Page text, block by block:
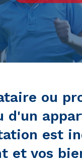
ou
d'un
est
et vos